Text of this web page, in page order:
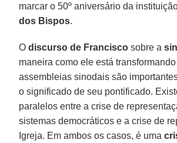
marcar o 50º aniversário da
dos Bispos.
Odiscurso de Francisco sobre a
maneira como ele está
assembleias sinodais são
o significado de seu pontificado.
paralelos entre a crise de
sistemas democráticos e a crise de
Igreja. Em ambos os casos, é uma